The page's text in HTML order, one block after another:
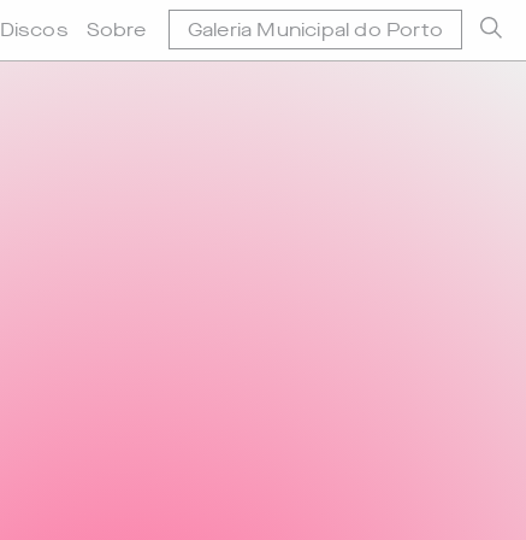
Discos Sobre Galeria Municipal do Porto